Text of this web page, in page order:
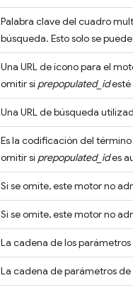
Palabra clave del cuadro
búsqueda. Esto solo se
Una URL de ícono para el
omitir si prepopulated_idesté
Una URL de búsqueda
Es la codificación del
omitir si prepopulated_ides
Si se omite, este motor no
Si se omite, este motor no
La cadena de los
La cadena de parámetros